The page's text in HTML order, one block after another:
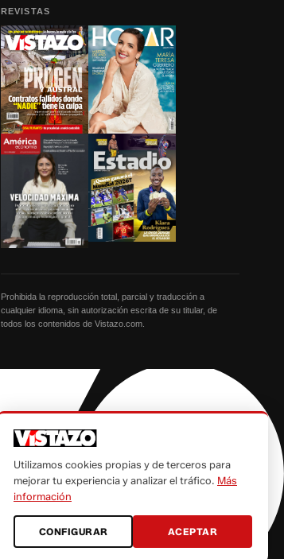
REVISTAS
Prohibida la reproducción total, parcial y traducción a
cualquier idioma, sin autorización escrita de su titular, de
todos los contenidos de Vistazo.com.
Utilizamos cookies propias y de terceros para
mejorar tu experiencia y analizar el tráfico. Más
información
CONFIGURAR ACEPTAR